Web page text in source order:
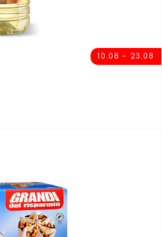
10.08 - 23.08